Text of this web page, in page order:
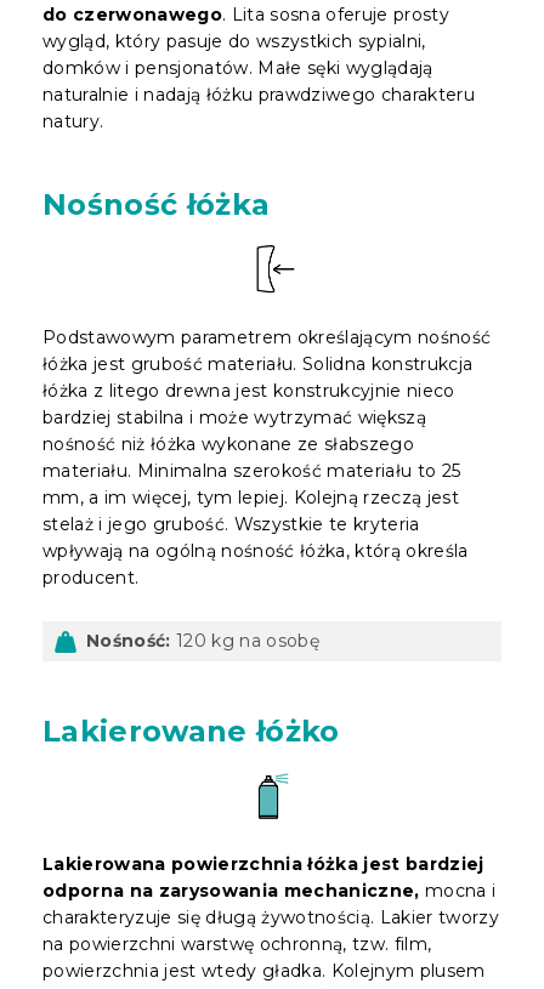
do czerwonawego. Lita sosna oferuje prosty
wygląd, który pasuje do wszystkich sypialni,
domków i pensjonatów. Małe sęki wyglądają
naturalnie i nadają łóżku prawdziwego charakteru
natury.
Nośność łóżka
Podstawowym parametrem określającym nośność
łóżka jest grubość materiału. Solidna konstrukcja
łóżka z litego drewna jest konstrukcyjnie nieco
bardziej stabilna i może wytrzymać większą
nośność niż łóżka wykonane ze słabszego
materiału. Minimalna szerokość materiału to 25
mm, a im więcej, tym lepiej. Kolejną rzeczą jest
stelaż i jego grubość. Wszystkie te kryteria
wpływają na ogólną nośność łóżka, którą określa
producent.
Nośność: 120 kg na osobę
Lakierowane łóżko
Lakierowana powierzchnia łóżka jest bardziej
odporna na zarysowania mechaniczne, mocna i
charakteryzuje się długą żywotnością. Lakier tworzy
na powierzchni warstwę ochronną, tzw. film,
powierzchnia jest wtedy gładka. Kolejnym plusem